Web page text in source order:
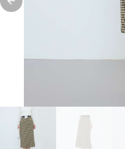
Previous slide